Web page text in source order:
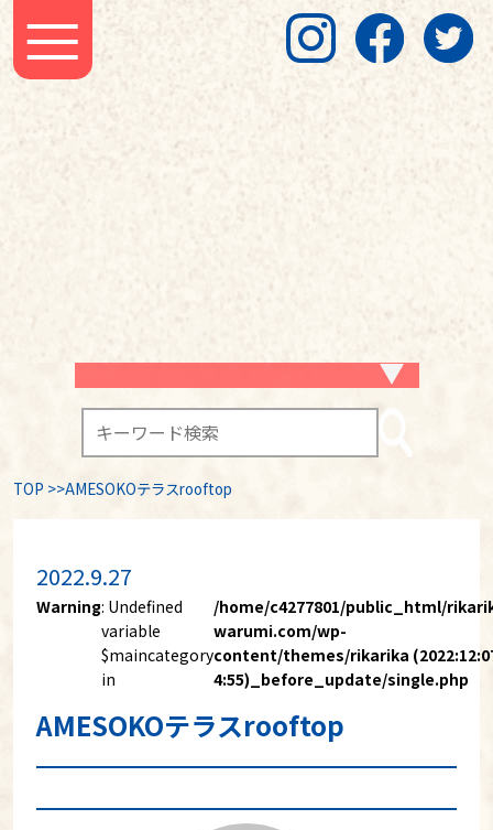
TOP >>AMESOKOテラスrooftop
2022.9.27
Warning: Undefined
variable
$maincategory
in
/home/c4277801/public_html/
warumi.com/wp-
content/themes/rikarika
4:55)_before_update/single.php
AMESOKOテラスrooftop